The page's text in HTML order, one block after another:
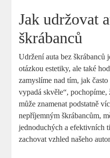
Jak udržovat
škrábanců
Udržení auta bez škrábanců
otázkou estetiky, ale také
zamyslíme nad tím, jak
vypadá skvěle“,
může znamenat podstatně
nepříjemným škrábancům,
jednoduchých a efektivních
zachovat vzhled našeho